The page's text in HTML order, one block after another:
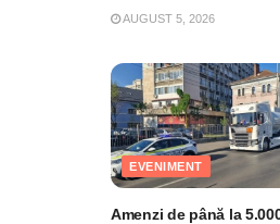
AUGUST 5, 2026
EVENIMENT
Amenzi de până la